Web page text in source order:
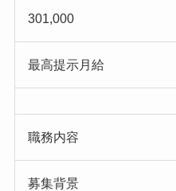
301,000
最高提示月給
職務内容
募集背景